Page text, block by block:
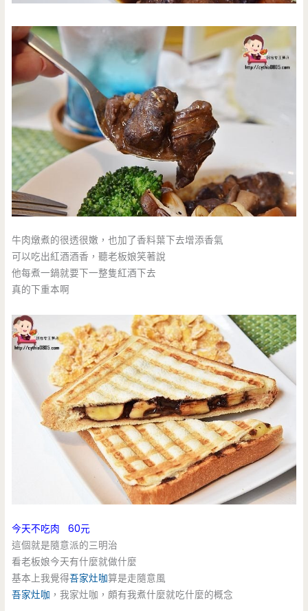
牛肉燉煮的很透很嫩，也加了香料葉下去增添香氣
可以吃出紅酒酒香，聽老板娘笑著說
他每煮一鍋就要下一整隻紅酒下去
真的下重本啊
今天不吃肉 60元
這個就是隨意派的三明治
看老板娘今天有什麼就做什麼
基本上我覺得吾家灶咖算是走隨意風
吾家灶咖 ，我家灶咖，頗有我煮什麼就吃什麼的概念